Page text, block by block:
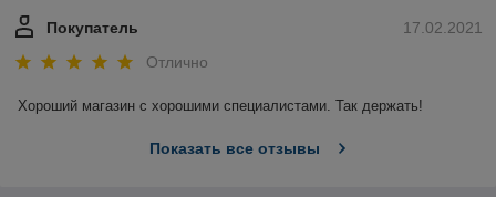
17.02.2021
Покупатель
Отлично
Хороший магазин с хорошими специалистами. Так держать!
Показать все отзывы